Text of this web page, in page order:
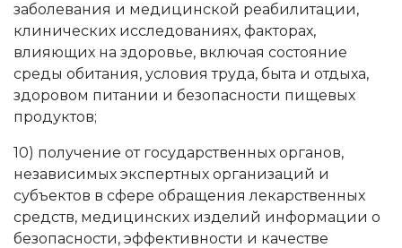
заболевания и медицинской реабилитации,
клинических исследованиях, факторах,
влияющих на здоровье, включая состояние
среды обитания, условия труда, быта и отдыха,
здоровом питании и безопасности пищевых
продуктов;
10) получение от государственных органов,
независимых экспертных организаций и
субъектов в сфере обращения лекарственных
средств, медицинских изделий информации о
безопасности, эффективности и качестве